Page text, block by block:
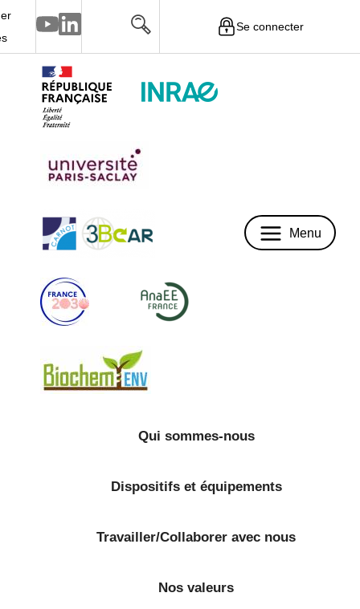
Se connecter
Menu
Qui sommes-nous
Dispositifs et équipements
Travailler/Collaborer avec nous
Nos valeurs